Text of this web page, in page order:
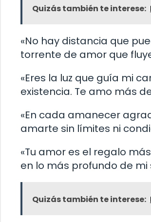
Quizás también te interese:
«No hay distancia que
torrente de amor que
«Eres la luz que guía mi
existencia. Te amo más
«En cada amanecer
amarte sin límites ni
«Tu amor es el regalo
en lo más profundo de mi
Quizás también te interese: